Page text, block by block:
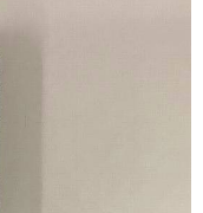
先享後付」服務完成之交
交易相關給付款項請求債
人之同意方可使用
失，本公司不負相關責
之用戶狀況，依本公司即